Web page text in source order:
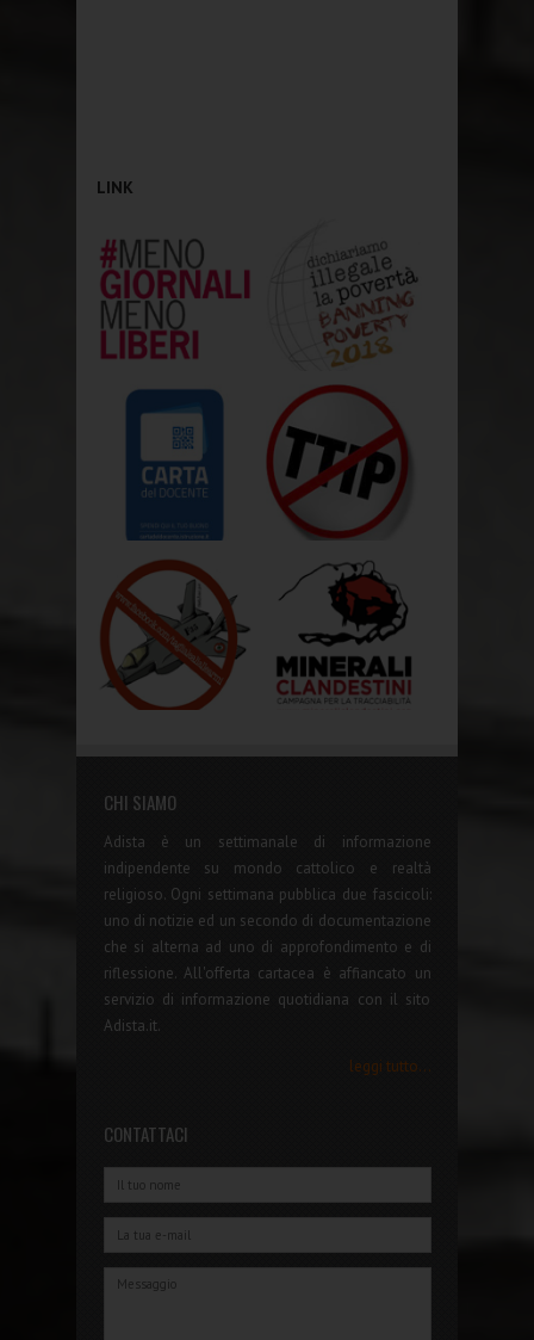
LINK
CHI SIAMO
Adista è un settimanale di informazione
indipendente su mondo cattolico e realtà
religioso. Ogni settimana pubblica due fascicoli:
uno di notizie ed un secondo di documentazione
che si alterna ad uno di approfondimento e di
riflessione. All'offerta cartacea è affiancato un
servizio di informazione quotidiana con il sito
Adista.it.
leggi tutto...
CONTATTACI